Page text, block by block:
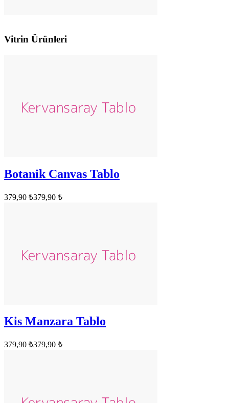
Vitrin Ürünleri
Botanik Canvas Tablo
379,90 ₺379,90 ₺
Kis Manzara Tablo
379,90 ₺379,90 ₺